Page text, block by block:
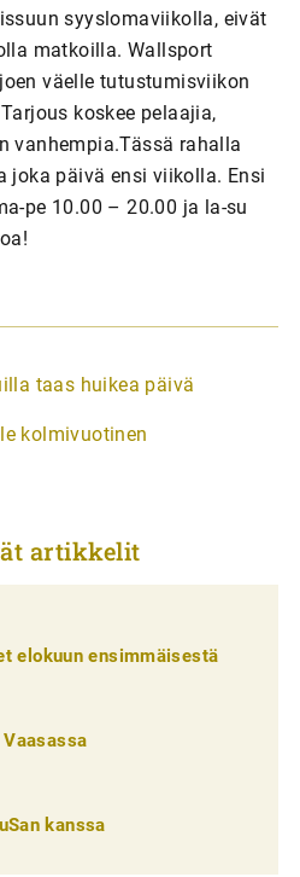
syyslomaviikolla, eivät
matkoilla. Wallsport
väelle tutustumisviikon
koskee pelaajia,
vanhempia.Tässä rahalla
joka päivä ensi viikolla. Ensi
pe 10.00 – 20.00 ja la-su
taas huikea päivä
kolmivuotinen
artikkelit
elokuun ensimmäisestä
kanssa